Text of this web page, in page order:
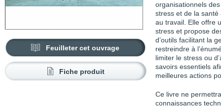
Feuilleter cet ouvrage
Fiche produit
organisationnels
stress et de la santé
au travail. Elle offre
stress et propose
d’outils facilitant la
restreindre à
limiter le stress ou
savoirs essentiels
meilleures actions
Ce livre ne
connaissances